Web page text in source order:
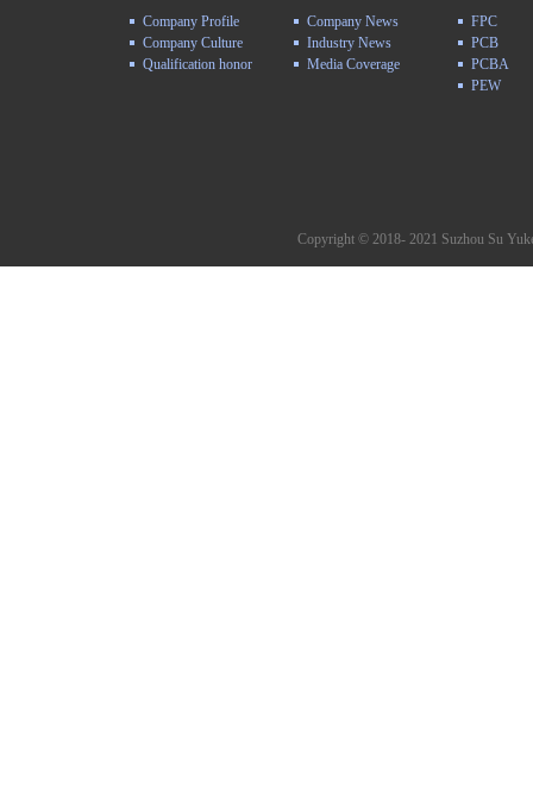
Company Profile
Company Culture
Qualification honor
Company News
Industry News
Media Coverage
FPC
PCB
PCBA
PEW
Copyright © 2018- 2021 Suzhou Su